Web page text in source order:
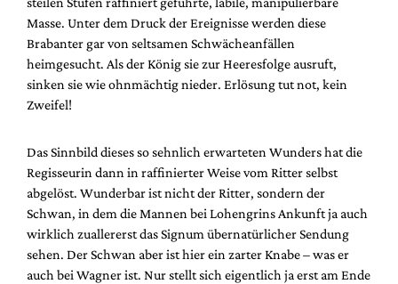
Masse. Unter dem Druck der Ereignisse werden diese
Brabanter gar von seltsamen Schwächeanfällen
heimgesucht. Als der König sie zur Heeresfolge ausruft,
sinken sie wie ohnmächtig nieder. Erlösung tut not, kein
Zweifel!
Das Sinnbild dieses so sehnlich erwarteten Wunders hat die
Regisseurin dann in raffinierter Weise vom Ritter selbst
abgelöst. Wunderbar ist nicht der Ritter, sondern der
Schwan, in dem die Mannen bei Lohengrins Ankunft ja auch
wirklich zuallererst das Signum übernatürlicher Sendung
sehen. Der Schwan aber ist hier ein zarter Knabe – was er
auch bei Wagner ist. Nur stellt sich eigentlich ja erst am Ende